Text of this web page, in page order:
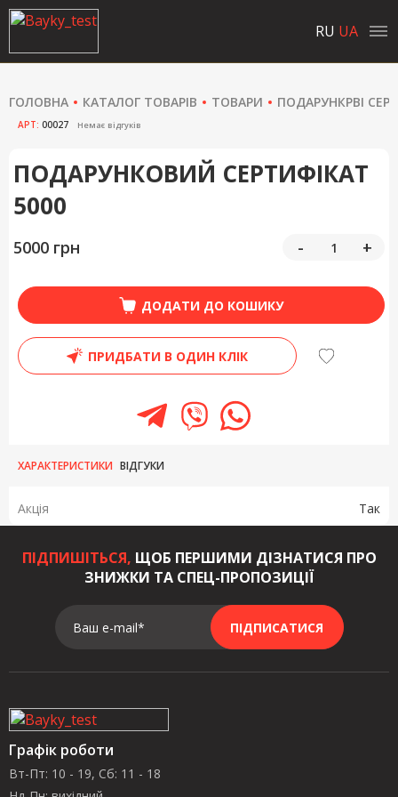
RU UA
ГОЛОВНА КАТАЛОГ ТОВАРІВ ТОВАРИ ПОДАРУНКРВІ
АРТ: 00027 Немає відгуків
ПОДАРУНКОВИЙ СЕРТИФІКАТ
5000
5000 грн - +
ДОДАТИ ДО КОШИКУ
ПРИДБАТИ В ОДИН КЛІК
ХАРАКТЕРИСТИКИ ВІДГУКИ
Акція Так
ПІДПИШІТЬСЯ, ЩОБ ПЕРШИМИ ДІЗНАТИСЯ ПРО
ЗНИЖКИ ТА СПЕЦ-ПРОПОЗИЦІЇ
Ваш e-mail* ПІДПИСАТИСЯ
Графік роботи
Вт-Пт: 10 - 19, Сб: 11 - 18